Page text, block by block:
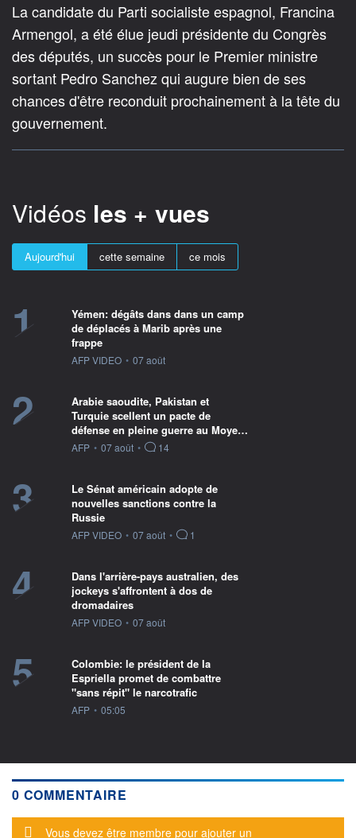
La candidate du Parti socialiste espagnol, Francina
Armengol, a été élue jeudi présidente du Congrès
des députés, un succès pour le Premier ministre
sortant Pedro Sanchez qui augure bien de ses
chances d'être reconduit prochainement à la tête du
gouvernement.
Vidéos les + vues
Aujourd'hui cette semaine ce mois
1
Yémen: dégâts dans dans un camp
de déplacés à Marib après une
frappe
information fournie par
AFP VIDEO • 07 août
2
Arabie saoudite, Pakistan et
Turquie scellent un pacte de
défense en pleine guerre au Moye…
information fournie par
AFP • 07 août • 14
3
Le Sénat américain adopte de
nouvelles sanctions contre la
Russie
information fournie par
AFP VIDEO • 07 août • 1
4
Dans l'arrière-pays australien, des
jockeys s'affrontent à dos de
dromadaires
information fournie par
AFP VIDEO • 07 août
5
Colombie: le président de la
Espriella promet de combattre
"sans répit" le narcotrafic
information fournie par
AFP • 05:05
0 COMMENTAIRE
Message d'alerte
Vous devez être membre pour ajouter un